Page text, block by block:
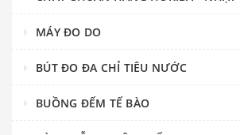
MÁY ĐO DO
BÚT ĐO ĐA CHỈ TIÊU NƯỚC
BUỒNG ĐẾM TẾ BÀO